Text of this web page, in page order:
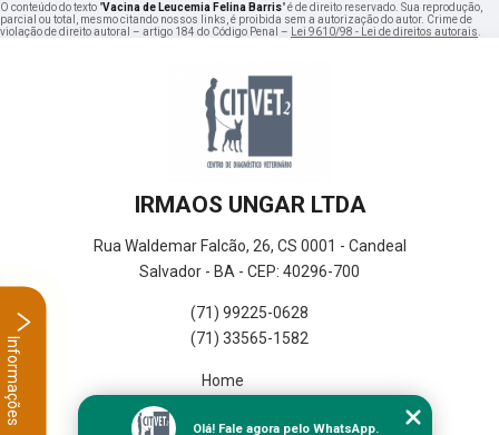
O conteúdo do texto "Vacina de Leucemia Felina Barris" é de direito reservado. Sua reprodução,
parcial ou total, mesmo citando nossos links, é proibida sem a autorização do autor. Crime de
violação de direito autoral – artigo 184 do Código Penal – Lei 9610/98 - Lei de direitos autorais.
IRMAOS UNGAR LTDA
Rua Waldemar Falcão, 26, CS 0001 - Candeal
Salvador - BA - CEP: 40296-700
(71) 99225-0628
(71) 33565-1582
Home
Olá! Fale agora pelo WhatsApp.
Informações